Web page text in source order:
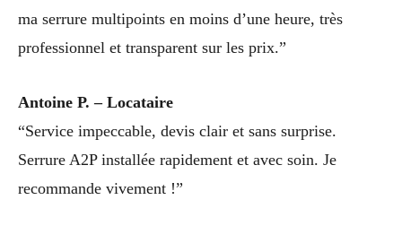
ma serrure multipoints en moins d’une heure, très
professionnel et transparent sur les prix.”
Antoine P. – Locataire
“Service impeccable, devis clair et sans surprise.
Serrure A2P installée rapidement et avec soin. Je
recommande vivement !”